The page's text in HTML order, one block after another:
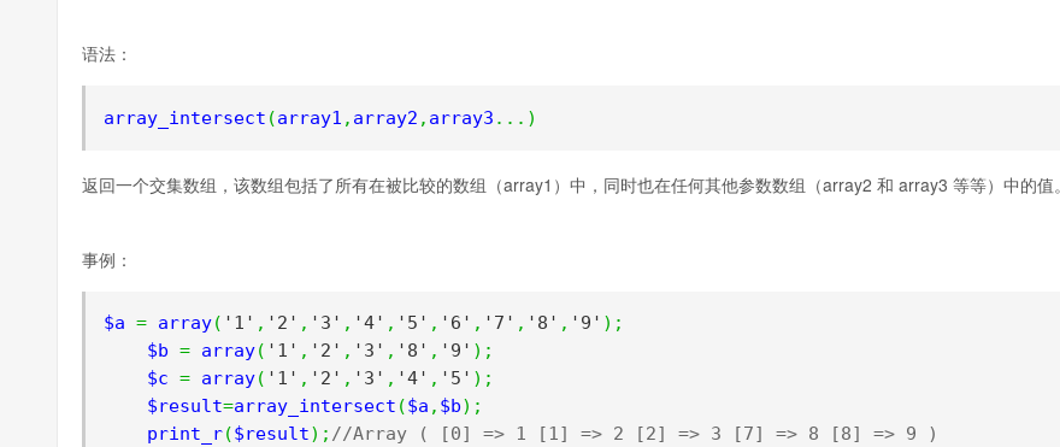
语法：
array_intersect (array1 , array2 , array3 ...)
返回一个交集数组，该数组包括了所有在被比较的数组（array1）中，同时也在任何其他参数数组（array2 和 array3 等等）中的值。
事例：
$a = array( '1' , '2' , '3' , '4' , '5' , '6' , '7' , '8' , '9' );
    $b
= array( '1' , '2' , '3' , '8' , '9' );
    $c
= array( '1' , '2' , '3' , '4' , '5' );
    $result
=array_intersect ($a , $b);
    print_r
($result); //Array ( [0] => 1 [1] => 2 [2] => 3 [7] => 8 [8] => 9 )